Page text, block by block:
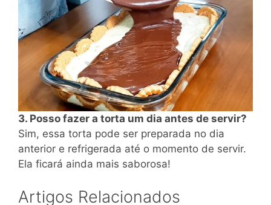
3. Posso fazer a torta um dia antes de servir?
Sim, essa torta pode ser preparada no dia
anterior e refrigerada até o momento de servir.
Ela ficará ainda mais saborosa!
Artigos Relacionados